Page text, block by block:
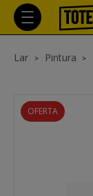
Lar Pintura
OFERTA